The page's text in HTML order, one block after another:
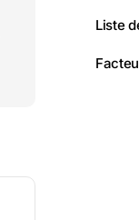
Liste